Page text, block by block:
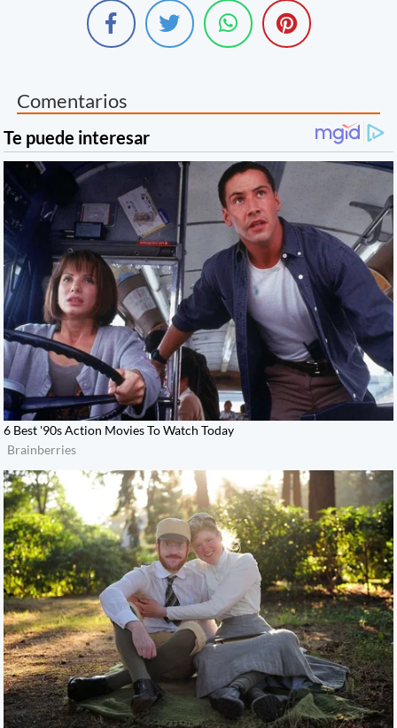
Comentarios